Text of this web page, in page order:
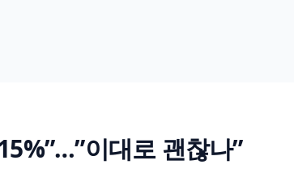
이대로 괜찮나”